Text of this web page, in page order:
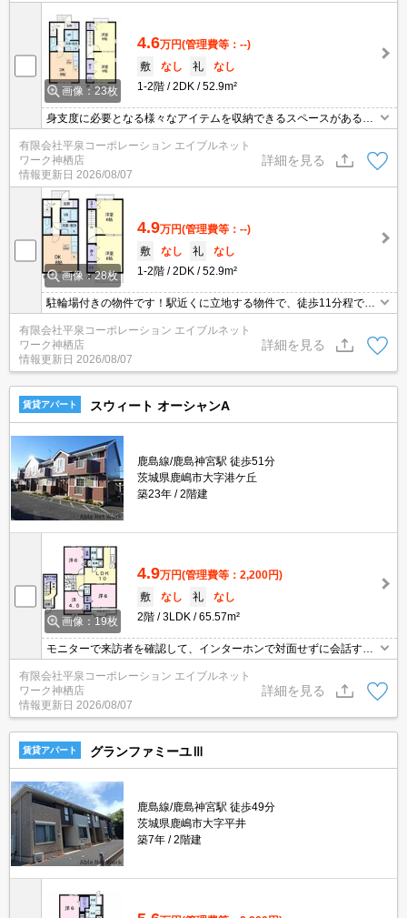
画像：23枚
4.6万円(管理費等：--)
敷
なし 礼
なし
1-2階
2DK 52.9m²
身支度に必要となる様々なアイテムを収納できるスペースがある洗
面化粧台を備えております！収納はシューズボックス・クロゼット
など豊富なので、広々と空間を利用することも可能です！駐輪場付
きのアパートです！敷地内ごみ置き場がある物件です！お料理も楽
しくできるダイニングキッチン付き物件になります(*^_^*)
有限会社平泉コーポレーション エイブルネット
ワーク神栖店
情報更新日 2026/08/07
詳細を見る
画像：28枚
4.9万円(管理費等：--)
敷
なし 礼
なし
1-2階
2DK 52.9m²
駐輪場付きの物件です！駅近くに立地する物件で、徒歩11分程でア
クセスできます！フリーレントなので、お安く住み始められます！
独立した機能性の高い洗面所が魅力の物件です！収納はクロゼッ
ト・シューズボックスなど豊富なので、衣類や履き物の整理がしや
すく便利です！こだわりポイント満載のフォレストヒル(^^)
有限会社平泉コーポレーション エイブルネット
ワーク神栖店
情報更新日 2026/08/07
詳細を見る
賃貸アパート スウィート オーシャンA
鹿島線/鹿島神宮駅 徒歩51分
茨城県鹿嶋市大字港ケ丘
築23年
2階建
画像：19枚
4.9万円(管理費等：2,200円)
敷
なし 礼
なし
2階
3LDK 65.57m²
モニターで来訪者を確認して、インターホンで対面せずに会話する
ことができます！お手入れしやすくなっているので綺麗な状態を保
ちやすい洗面化粧台が付いています！収納はシューズボックス・ク
ロゼットなど豊富なので、衣類や履き物の整理がしやすく便利で
す！空き家の物件です！駐輪場付きの物件です(^^)
有限会社平泉コーポレーション エイブルネット
ワーク神栖店
情報更新日 2026/08/07
詳細を見る
賃貸アパート グランファミーユⅢ
鹿島線/鹿島神宮駅 徒歩49分
茨城県鹿嶋市大字平井
築7年
2階建